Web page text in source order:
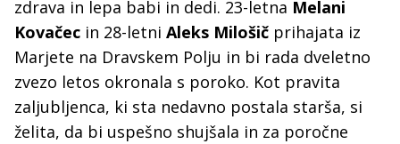
zdrava in lepa babi in dedi. 23-letna Melani
Kovačec in 28-letni Aleks Milošič prihajata iz
Marjete na Dravskem Polju in bi rada dveletno
zvezo letos okronala s poroko. Kot pravita
zaljubljenca, ki sta nedavno postala starša, si
želita, da bi uspešno shujšala in za poročne